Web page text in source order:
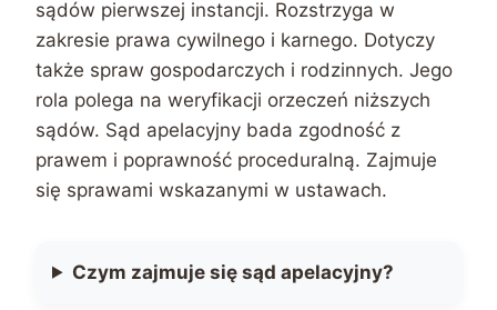
sądów pierwszej instancji. Rozstrzyga w
zakresie prawa cywilnego i karnego. Dotyczy
także spraw gospodarczych i rodzinnych. Jego
rola polega na weryfikacji orzeczeń niższych
sądów. Sąd apelacyjny bada zgodność z
prawem i poprawność proceduralną. Zajmuje
się sprawami wskazanymi w ustawach.
Czym zajmuje się sąd apelacyjny?